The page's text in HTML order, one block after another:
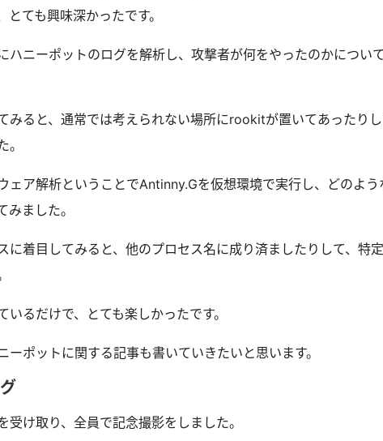
とても興味深かったです。
ハニーポットのログを解析し、攻撃者が何をやったのかについ
みると、通常では考えられない場所にrookitが置いてあったり
ェア解析ということでAntinny.Gを仮想環境で実行し、どのよ
みました。
に着目してみると、他のプロセス名に成り済ましたりして、特
いるだけで、とても楽しかったです。
ーポットに関する記事も書いていきたいと思います。
受け取り、全員で記念撮影をしました。